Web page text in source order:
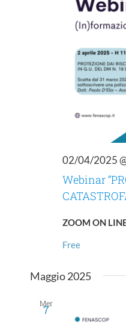
02/04/2025
Webinar
ZOOM ON
Free
Maggio 2025
Mer
7